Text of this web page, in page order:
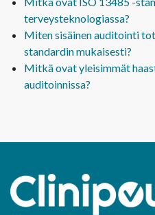
terveysteknologiassa?
Miten sisäinen auditointi
standardin mukaisesti?
Mitkä ovat yleisimmät
auditoinnissa?